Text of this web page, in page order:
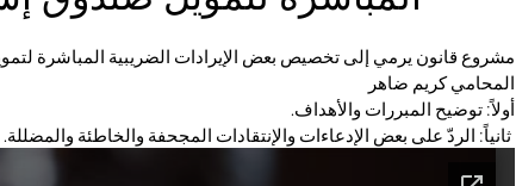
مشروع قانون يرمي إلى تخصيص بعض الإيرادات الضريبية المباشرة
المحامي كريم ضاهر
أولاً: توضيح المبررات والأهداف.
ثانياً: الردّ على بعض الإدعاءات والإنتقادات المجحفة والخاطئة والمضللة.